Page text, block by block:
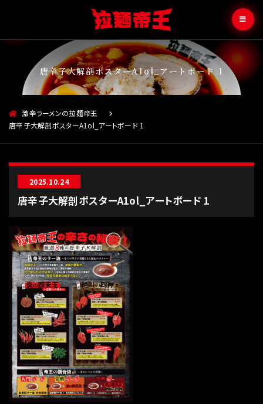
唐辛子大解剖ポスターA1ol_アートボード 1
激辛ラーメンの拉麺帝王
唐辛子大解剖ポスターA1ol_アートボード 1
2025.10.24
唐辛子大解剖ポスターA1ol_アートボード 1